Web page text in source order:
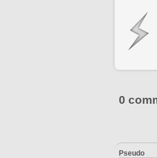
0
Pseudo